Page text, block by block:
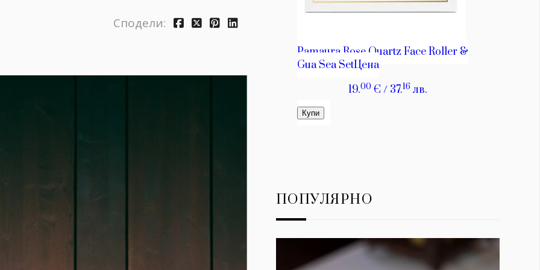
Сподели:
ПОПУЛЯРНО